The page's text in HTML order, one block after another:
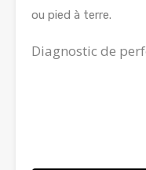
ou pied à terre.
Diagnostic de